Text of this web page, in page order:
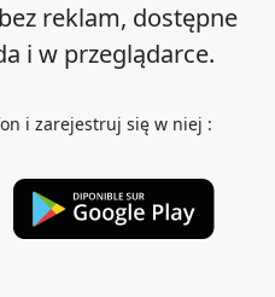
reklam, dostępne
i w przeglądarce.
i zarejestruj się w niej :